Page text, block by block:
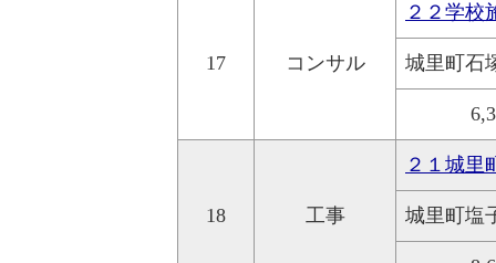
17 コンサル
２２学校
城里町石
18 工事
２１城里
城里町塩